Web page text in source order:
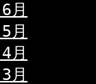
月
月
月
月